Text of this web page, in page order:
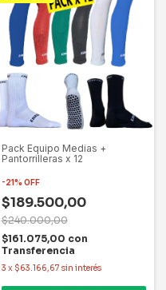
Pack Equipo Medias +
Pantorrilleras x 12
-21% OFF
$189.500,00
$240.000,00
$161.075,00 con
Transferencia
3 x $63.166,67 sin interés